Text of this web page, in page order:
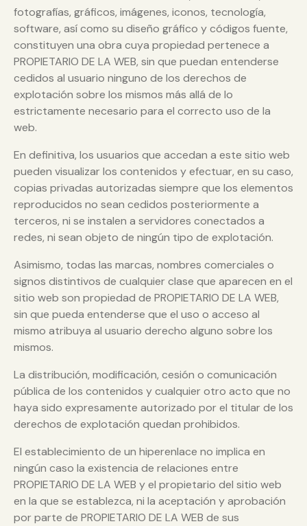
fotografías, gráficos, imágenes, iconos, tecnología,
software, así como su diseño gráfico y códigos fuente,
constituyen una obra cuya propiedad pertenece a
PROPIETARIO DE LA WEB, sin que puedan entenderse
cedidos al usuario ninguno de los derechos de
explotación sobre los mismos más allá de lo
estrictamente necesario para el correcto uso de la
web.
En definitiva, los usuarios que accedan a este sitio web
pueden visualizar los contenidos y efectuar, en su caso,
copias privadas autorizadas siempre que los elementos
reproducidos no sean cedidos posteriormente a
terceros, ni se instalen a servidores conectados a
redes, ni sean objeto de ningún tipo de explotación.
Asimismo, todas las marcas, nombres comerciales o
signos distintivos de cualquier clase que aparecen en el
sitio web son propiedad de PROPIETARIO DE LA WEB,
sin que pueda entenderse que el uso o acceso al
mismo atribuya al usuario derecho alguno sobre los
mismos.
La distribución, modificación, cesión o comunicación
pública de los contenidos y cualquier otro acto que no
haya sido expresamente autorizado por el titular de los
derechos de explotación quedan prohibidos.
El establecimiento de un hiperenlace no implica en
ningún caso la existencia de relaciones entre
PROPIETARIO DE LA WEB y el propietario del sitio web
en la que se establezca, ni la aceptación y aprobación
por parte de PROPIETARIO DE LA WEB de sus